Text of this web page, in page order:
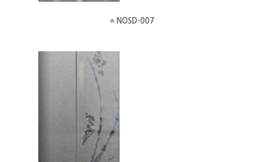
NOSD-007